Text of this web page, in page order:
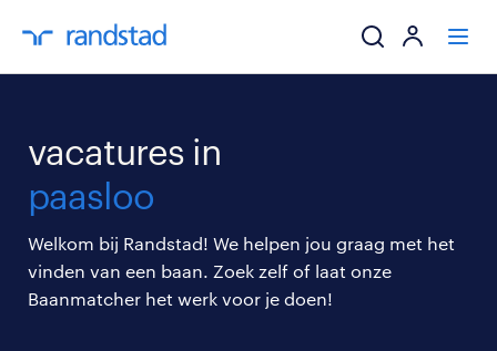
mijn carrière
over randstad
vacatures in
paasloo
Welkom bij Randstad! We helpen jou graag met het
vinden van een baan. Zoek zelf of laat onze
Baanmatcher het werk voor je doen!